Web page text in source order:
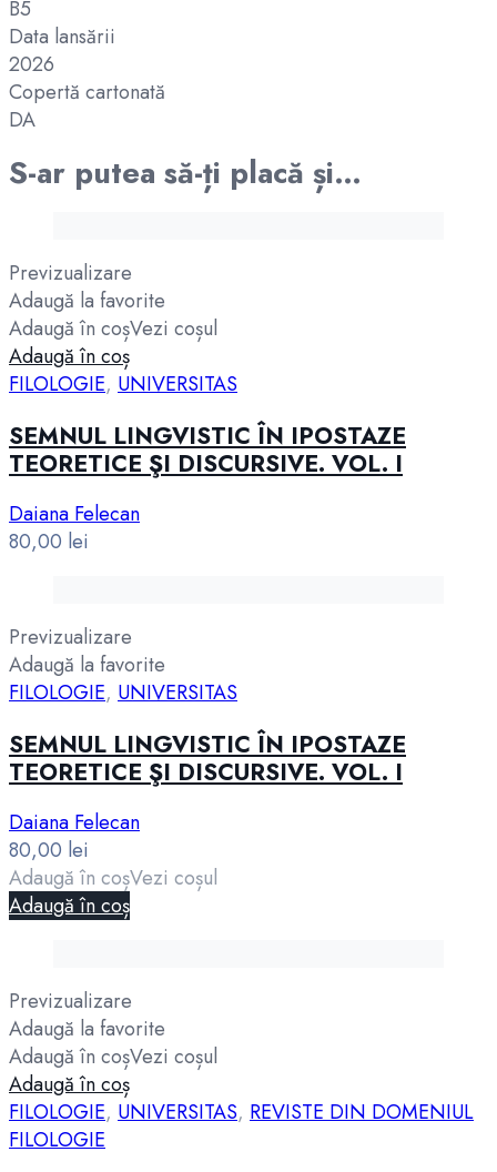
B5
Data lansării
2026
Copertă cartonată
DA
S-ar putea să-ți placă și…
Previzualizare
Adaugă la favorite
Adaugă în coșVezi coșul
Adaugă în coș
FILOLOGIE, UNIVERSITAS
SEMNUL LINGVISTIC ÎN IPOSTAZE
TEORETICE ŞI DISCURSIVE. VOL. I
Daiana Felecan
80,00 lei
Previzualizare
Adaugă la favorite
FILOLOGIE, UNIVERSITAS
SEMNUL LINGVISTIC ÎN IPOSTAZE
TEORETICE ŞI DISCURSIVE. VOL. I
Daiana Felecan
80,00 lei
Adaugă în coșVezi coșul
Adaugă în coș
Previzualizare
Adaugă la favorite
Adaugă în coșVezi coșul
Adaugă în coș
FILOLOGIE, UNIVERSITAS, REVISTE DIN DOMENIUL
FILOLOGIE